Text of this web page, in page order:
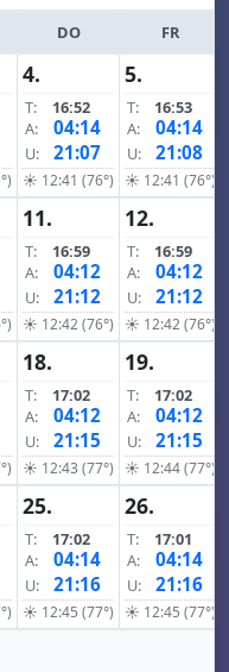
DO FR
4.
T:
16:52
A:
04:14
U: 21:07
☀ 12:41 (76°)
5.
T:
16:53
A:
04:14
U: 21:08
☀ 12:41 (76°)
11.
T:
16:59
A:
04:12
U: 21:12
☀ 12:42 (76°)
12.
T:
16:59
A:
04:12
U: 21:12
☀ 12:42 (76°)
18.
T:
17:02
A:
04:12
U: 21:15
☀ 12:43 (77°)
19.
T:
17:02
A:
04:12
U: 21:15
☀ 12:44 (77°)
25.
T:
17:02
A:
04:14
U: 21:16
☀ 12:45 (77°)
26.
T:
17:01
A:
04:14
U: 21:16
☀ 12:45 (77°)